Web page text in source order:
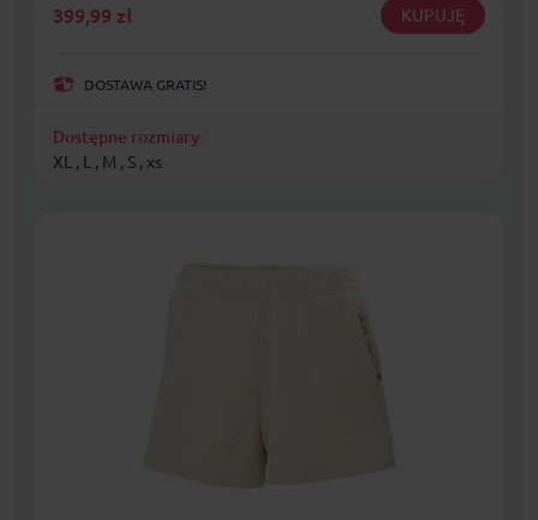
399,99 zł KUPUJĘ
DOSTAWA GRATIS!
Dostępne rozmiary:
XL , L , M , S , xs